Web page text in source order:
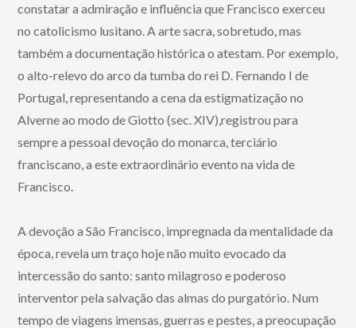
constatar a admiração e influência que Francisco exerceu
no catolicismo lusitano. A arte sacra, sobretudo, mas
também a documentação histórica o atestam. Por exemplo,
o alto-relevo do arco da tumba do rei D. Fernando I de
Portugal, representando a cena da estigmatização no
Alverne ao modo de Giotto (sec. XIV),registrou para
sempre a pessoal devoção do monarca, terciário
franciscano, a este extraordinário evento na vida de
Francisco.
A devoção a São Francisco, impregnada da mentalidade da
época, revela um traço hoje não muito evocado da
intercessão do santo: santo milagroso e poderoso
interventor pela salvação das almas do purgatório. Num
tempo de viagens imensas, guerras e pestes, a preocupação